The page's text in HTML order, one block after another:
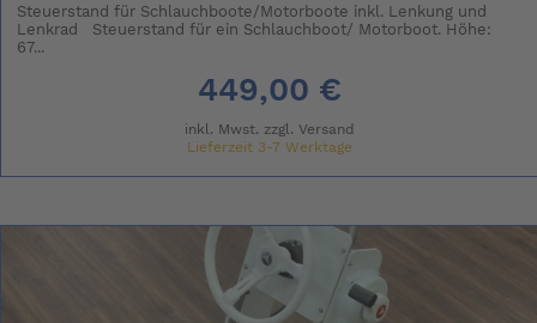
Steuerstand für Schlauchboote/Motorboote inkl. Lenkung und
Lenkrad Steuerstand für ein Schlauchboot/ Motorboot. Höhe:
67...
449,00 €
inkl. Mwst. zzgl. Versand
Lieferzeit 3-7 Werktage